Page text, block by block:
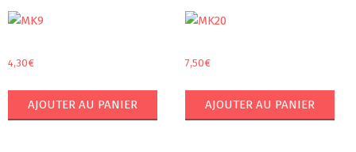
4,30€
AJOUTER AU PANIER
7,50€
AJOUTER AU PANIER